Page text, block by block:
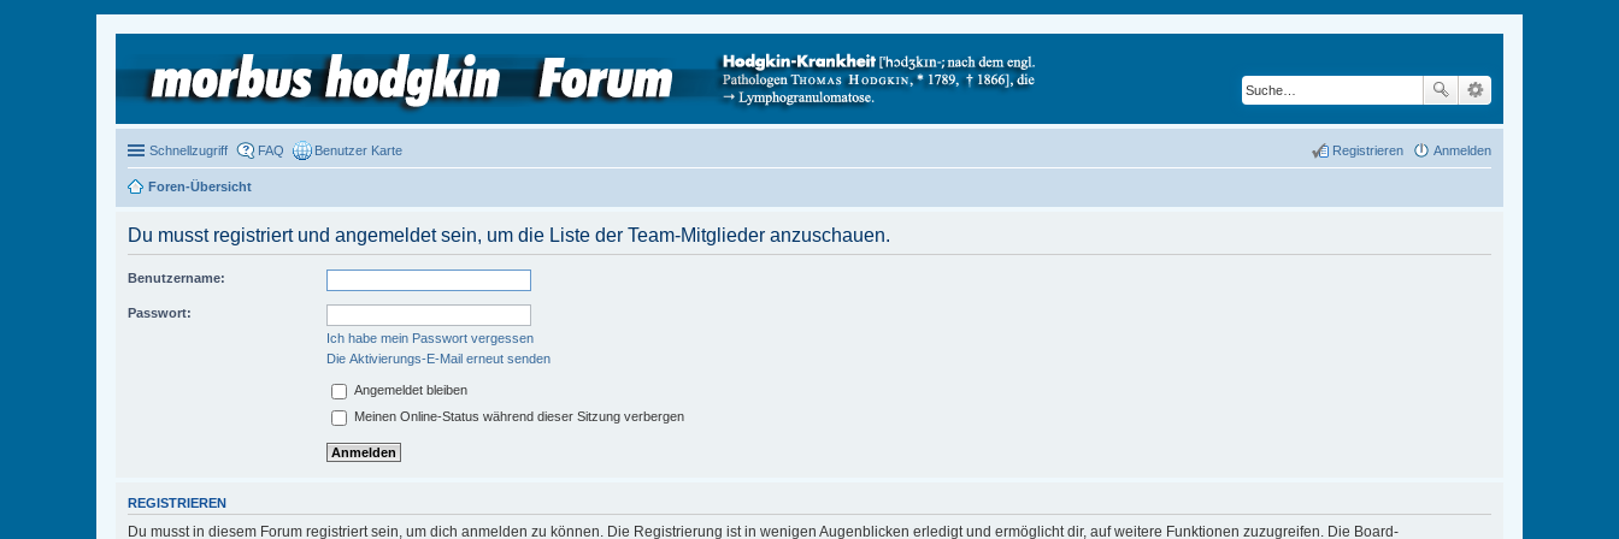
Schnellzugriff FAQ Benutzer Karte Anmelden
Registrieren
Foren-Übersicht
Du musst registriert und angemeldet sein, um die Liste der Team-Mitglieder anzuschauen.
Benutzername:
Passwort:
Ich habe mein Passwort vergessen
Die Aktivierungs-E-Mail erneut senden
Angemeldet bleiben
Meinen Online-Status während dieser Sitzung verbergen
REGISTRIEREN
Du musst in diesem Forum registriert sein, um dich anmelden zu können. Die Registrierung ist in wenigen Augenblicken erledigt und ermöglicht dir, auf weitere Funktionen zuzugreifen. Die Board-